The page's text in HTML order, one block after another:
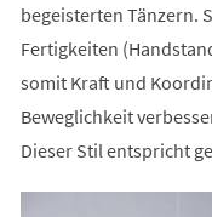
begeisterten Tänzern.
Fertigkeiten
somit Kraft und
Beweglichkeit
Dieser Stil entspricht